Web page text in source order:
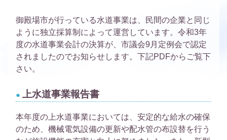
御殿場市が行っている水道事業は、民間の企業と同じ
ように独立採算制によって運営しています。令和3年
度の水道事業会計の決算が、市議会9月定例会で認定
されましたのでお知らせします。下記PDFからご覧下
さい。
上水道事業報告書
本年度の上水道事業においては、安定的な給水の確保
のため、機械電気設備の更新や配水管の布設替を行う